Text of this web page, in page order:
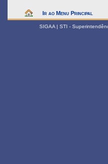
Ir ao Menu Principal
SIGAA | STI -